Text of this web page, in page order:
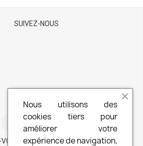
SUIVEZ-NOUS
VOUS À NOTRE NEWSLETTER
Nous utilisons des
cookies tiers pour
améliorer votre
expérience de navigation,